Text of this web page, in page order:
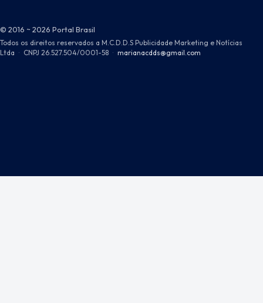
© 2016 ~ 2026 Portal Brasil
Todos os direitos reservados a M.C.D.D.S Publicidade Marketing e Notícias
Ltda · CNPJ 26.527.504/0001-58 · marianacdds@gmail.com